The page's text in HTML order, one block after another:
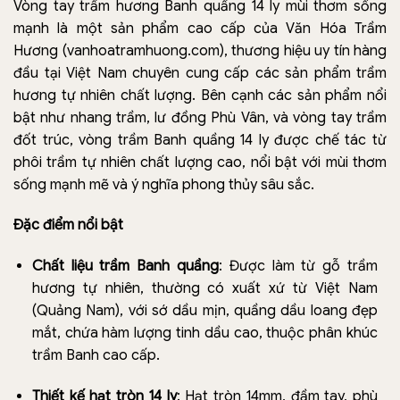
Vòng tay trầm hương Banh quầng 14 ly mùi thơm sống
mạnh là một sản phẩm cao cấp của Văn Hóa Trầm
Hương (vanhoatramhuong.com), thương hiệu uy tín hàng
đầu tại Việt Nam chuyên cung cấp các sản phẩm trầm
hương tự nhiên chất lượng. Bên cạnh các sản phẩm nổi
bật như nhang trầm, lư đồng Phù Vân, và vòng tay trầm
đốt trúc, vòng trầm Banh quầng 14 ly được chế tác từ
phôi trầm tự nhiên chất lượng cao, nổi bật với mùi thơm
sống mạnh mẽ và ý nghĩa phong thủy sâu sắc.
Đặc điểm nổi bật
Chất liệu trầm Banh quầng: Được làm từ gỗ trầm
hương tự nhiên, thường có xuất xứ từ Việt Nam
(Quảng Nam), với sớ dầu mịn, quầng dầu loang đẹp
mắt, chứa hàm lượng tinh dầu cao, thuộc phân khúc
trầm Banh cao cấp.